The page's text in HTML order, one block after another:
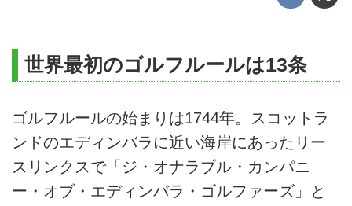
世界最初のゴルフルールは13条
ゴルフルールの始まりは1744年。スコットラ
ンドのエディンバラに近い海岸にあったリー
スリンクスで「ジ・オナラブル・カンパニ
ー・オブ・エディンバラ・ゴルファーズ」と